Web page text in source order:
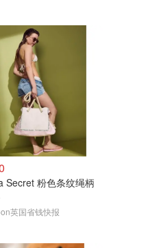
Secret 粉色条纹绳柄
英国省钱快报